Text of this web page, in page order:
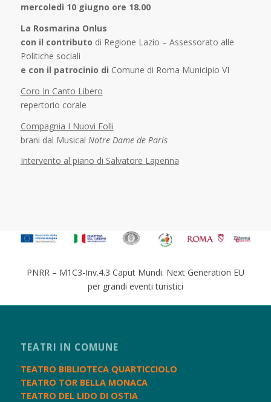
mercoledì 10 giugno ore 18.00
La Rosmarina Onlus
con il contributo di Regione Lazio – Assessorato alle
Politiche sociali
e con il patrocinio di Comune di Roma Municipio VI
Coro In Canto Libero
repertorio corale
Compagnia I Nuovi Folli
brani dal Musical Notre Dame de Paris
Intervento al piano di Salvatore Lapenna
PNRR – M1C3-Inv.4.3 Caput Mundi. Next Generation EU
per grandi eventi turistici
TEATRI IN COMUNE
TEATRO BIBLIOTECA QUARTICCIOLO
TEATRO TOR BELLA MONACA
TEATRO DEL LIDO DI OSTIA